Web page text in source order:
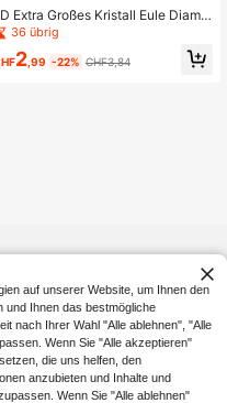
Extra Großes Kristall Eule Diama
Kunst Kit - Vollbohrung Acryl PM
Diamant Malset, Tier Thema M
Bastelset, geeignet für Erwac
36 übrig
2 ,99 -22% CHF3,84
auf unserer Website, um Ihnen den
und Ihnen das bestmögliche
nach Ihrer Wahl "Alle ablehnen", "Alle
Wenn Sie "Alle akzeptieren"
die uns helfen, den
anzubieten und Inhalte und
Wenn Sie "Alle ablehnen"